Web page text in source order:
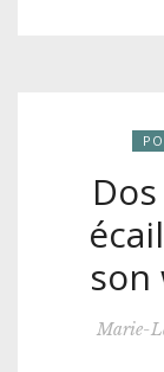
son
Marie-